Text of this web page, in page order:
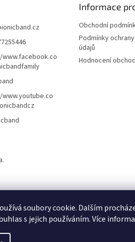
soubory cookie. Dalším
s jejich používáním. Více
Informace
Obchodní
Podmínky
údajů
Hodnocení